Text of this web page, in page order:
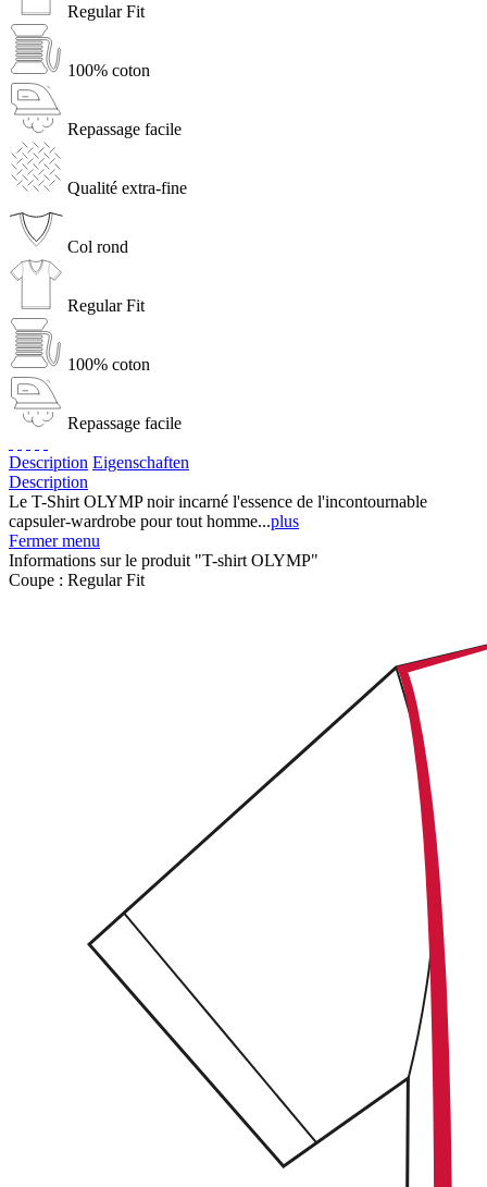
Regular Fit
100% coton
Repassage facile
Qualité extra-fine
Col rond
Regular Fit
100% coton
Repassage facile
Description Eigenschaften
Description
Le T-Shirt OLYMP noir incarné l'essence de l'incontournable
capsuler-wardrobe pour tout homme...plus
Fermer menu
Informations sur le produit "T-shirt OLYMP"
Coupe : Regular Fit